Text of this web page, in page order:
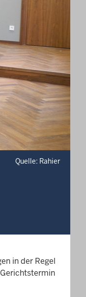
Quelle: Rahier
in der Regel